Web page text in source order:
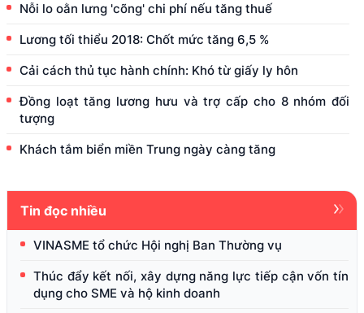
Nỗi lo oằn lưng 'cõng' chi phí nếu tăng thuế
Lương tối thiểu 2018: Chốt mức tăng 6,5 %
Cải cách thủ tục hành chính: Khó từ giấy ly hôn
Đồng loạt tăng lương hưu và trợ cấp cho 8 nhóm đối
tượng
Khách tắm biển miền Trung ngày càng tăng
Tin đọc nhiều
VINASME tổ chức Hội nghị Ban Thường vụ
Thúc đẩy kết nối, xây dựng năng lực tiếp cận vốn tín
dụng cho SME và hộ kinh doanh